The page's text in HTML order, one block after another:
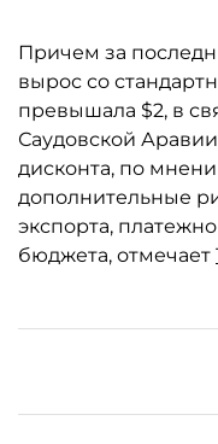
Причем за
вырос со
превышала $2, в
Саудовской
дисконта, по
дополнительные
экспорта,
бюджета, отмечает